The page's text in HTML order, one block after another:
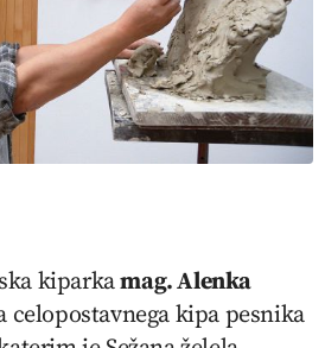
kiparkamag. Alenka
celopostavnega kipa pesnika